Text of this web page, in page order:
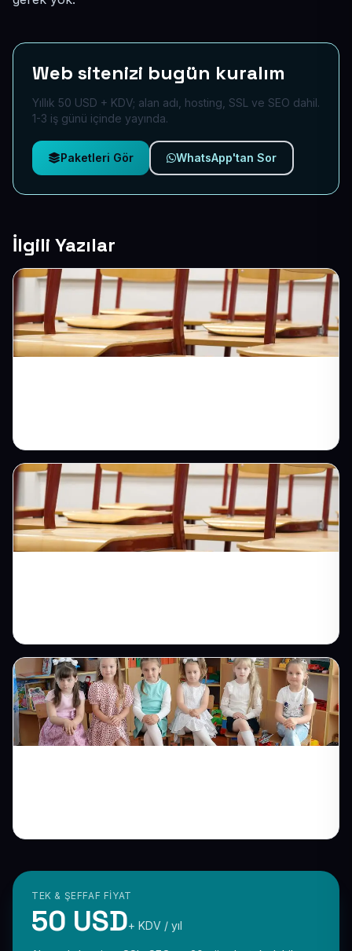
Web sitenizi bugün kuralım
Yıllık 50 USD + KDV; alan adı, hosting, SSL ve SEO dahil.
1-3 iş günü içinde yayında.
Paketleri Gör WhatsApp'tan Sor
İlgili Yazılar
TEK & ŞEFFAF FIYAT
50 USD+ KDV / yıl